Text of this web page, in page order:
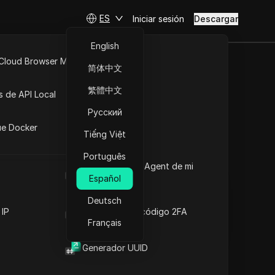
Cuál es el User Agent de mi
navegador
Generador de código 2FA
Generador UUID
Browser MCP
de API Local
Docker
ES
English
简体中文
繁體中文
Русский
Tiếng Việt
Português
Español
Deutsch
Français
Iniciar sesión Descargar
Hacer preguntas
Abrir en ChatGPT
Hacer preguntas sobre esta página
Hacer preguntas sobre esta página